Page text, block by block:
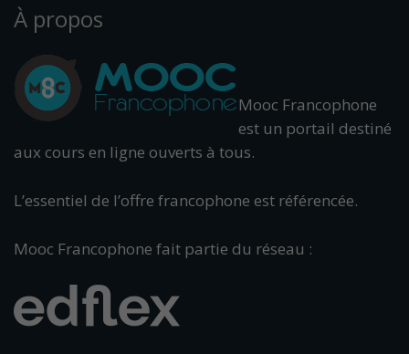
À propos
Mooc Francophone
est un portail destiné
aux cours en ligne ouverts à tous.
L’essentiel de l’offre francophone est référencée.
Mooc Francophone fait partie du réseau :